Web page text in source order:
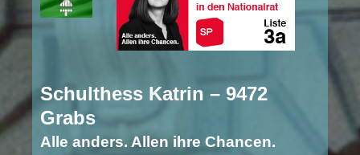
Schulthess Katrin – 9472
Grabs
Alle anders. Allen ihre Chancen.